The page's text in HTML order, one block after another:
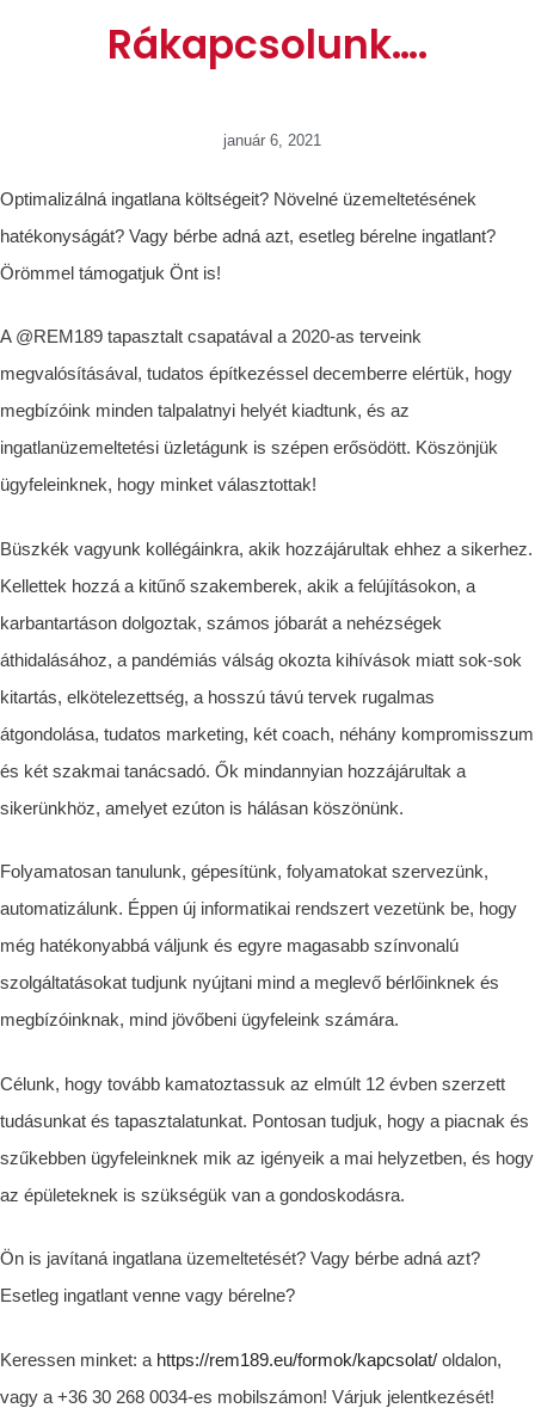
Rákapcsolunk….
január 6, 2021
Optimalizálná ingatlana költségeit? Növelné üzemeltetésének
hatékonyságát? Vagy bérbe adná azt, esetleg bérelne ingatlant?
Örömmel támogatjuk Önt is!
A @REM189 tapasztalt csapatával a 2020-as terveink
megvalósításával, tudatos építkezéssel decemberre elértük, hogy
megbízóink minden talpalatnyi helyét kiadtunk, és az
ingatlanüzemeltetési üzletágunk is szépen erősödött. Köszönjük
ügyfeleinknek, hogy minket választottak!
Büszkék vagyunk kollégáinkra, akik hozzájárultak ehhez a sikerhez.
Kellettek hozzá a kitűnő szakemberek, akik a felújításokon, a
karbantartáson dolgoztak, számos jóbarát a nehézségek
áthidalásához, a pandémiás válság okozta kihívások miatt sok-sok
kitartás, elkötelezettség, a hosszú távú tervek rugalmas
átgondolása, tudatos marketing, két coach, néhány kompromisszum
és két szakmai tanácsadó. Ők mindannyian hozzájárultak a
sikerünkhöz, amelyet ezúton is hálásan köszönünk.
Folyamatosan tanulunk, gépesítünk, folyamatokat szervezünk,
automatizálunk. Éppen új informatikai rendszert vezetünk be, hogy
még hatékonyabbá váljunk és egyre magasabb színvonalú
szolgáltatásokat tudjunk nyújtani mind a meglevő bérlőinknek és
megbízóinknak, mind jövőbeni ügyfeleink számára.
Célunk, hogy tovább kamatoztassuk az elmúlt 12 évben szerzett
tudásunkat és tapasztalatunkat. Pontosan tudjuk, hogy a piacnak és
szűkebben ügyfeleinknek mik az igényeik a mai helyzetben, és hogy
az épületeknek is szükségük van a gondoskodásra.
Ön is javítaná ingatlana üzemeltetését? Vagy bérbe adná azt?
Esetleg ingatlant venne vagy bérelne?
Keressen minket: a https://rem189.eu/formok/kapcsolat/ oldalon,
vagy a +36 30 268 0034-es mobilszámon! Várjuk jelentkezését!